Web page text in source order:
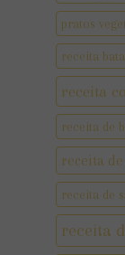
pratos
receita
receita
receita de
receita
receita de
receita